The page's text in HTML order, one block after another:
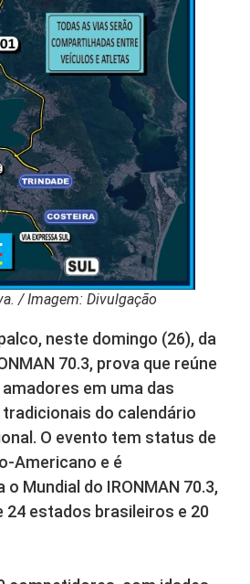
/ Imagem: Divulgação
neste domingo (26), da
70.3, prova que reúne
em uma das
do calendário
O evento tem status de
Americano e é
Mundial do IRONMAN 70.3,
24 estados brasileiros e 20